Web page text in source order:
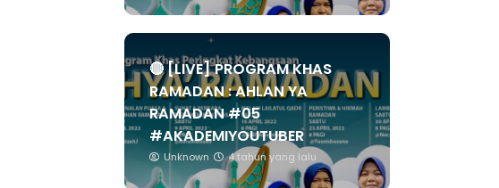
🔴 [LIVE] PROGRAM KHAS
RAMADAN : AHLAN YA
RAMADAN #05
#AKADEMIYOUTUBER
Unknown 4 tahun yang lalu